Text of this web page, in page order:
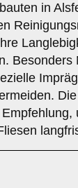
in
Besonders